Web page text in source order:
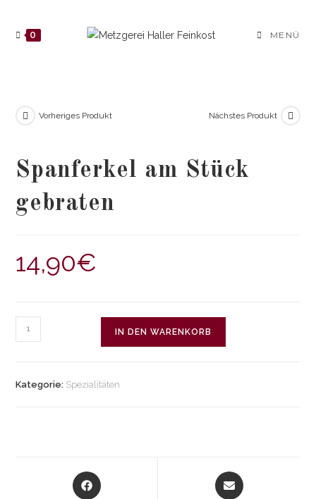
springen
0 MENÜ
Vorheriges Produkt Nächstes Produkt
Spanferkel am Stück
gebraten
14,90€
Spanferkel
am
IN DEN WARENKORB
Kategorie: Spezialitäten
Opens
in
Opens
in